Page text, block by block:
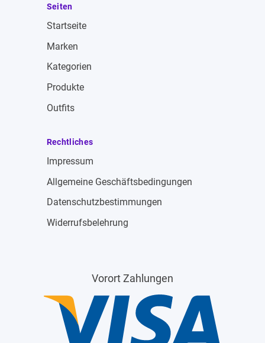
Seiten
Startseite
Marken
Kategorien
Produkte
Outfits
Rechtliches
Impressum
Allgemeine Geschäftsbedingungen
Datenschutzbestimmungen
Widerrufsbelehrung
Vorort Zahlungen